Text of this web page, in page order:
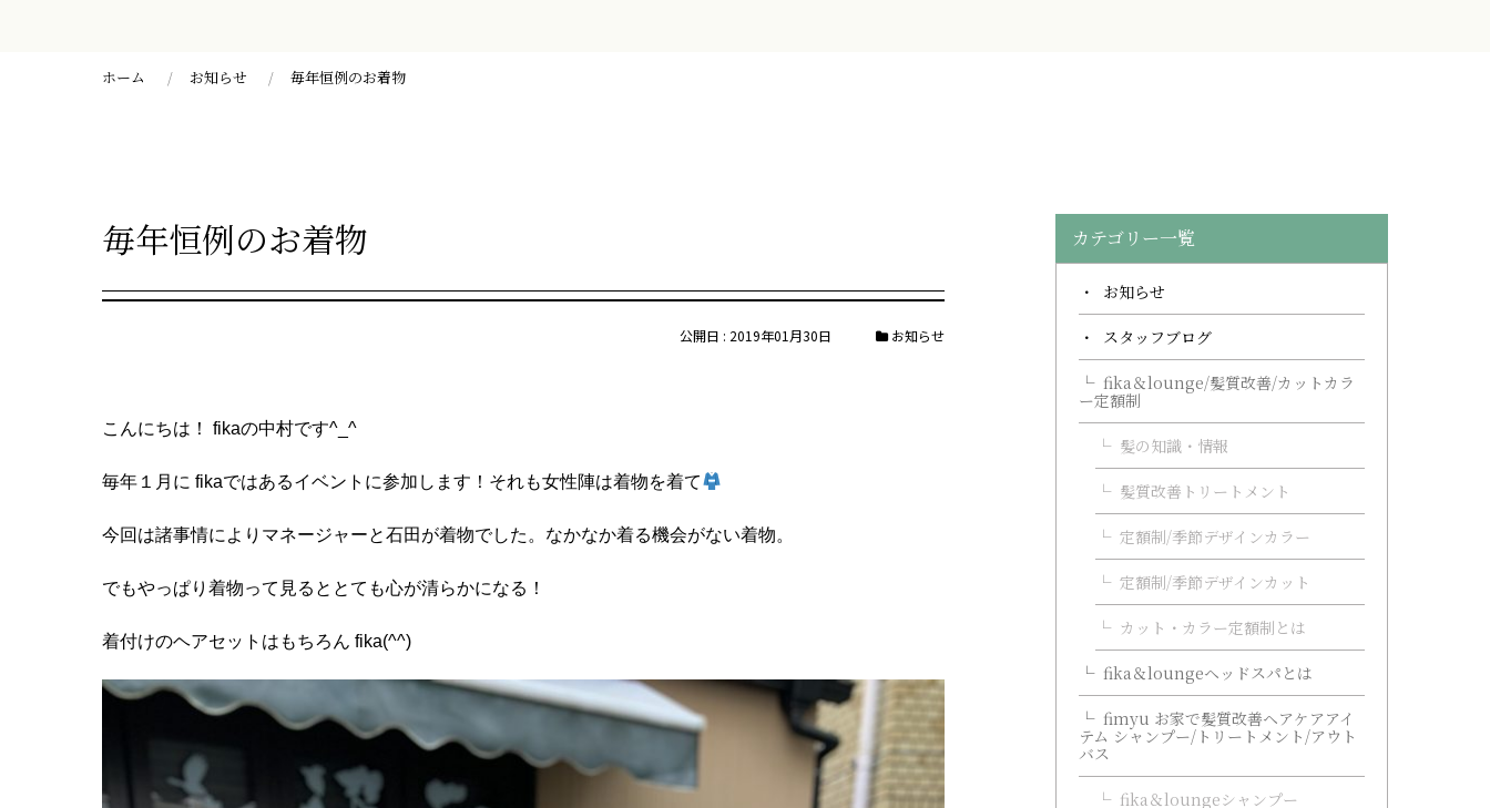
ホーム お知らせ 毎年恒例のお着物
毎年恒例のお着物
お知らせ
公開日 : 2019年01月30日
こんにちは！ fikaの中村です^_^
毎年１月に fikaではあるイベントに参加します！それも女性陣は着物を着て
今回は諸事情によりマネージャーと石田が着物でした。なかなか着る機会がない着物。
でもやっぱり着物って見るととても心が清らかになる！
着付けのヘアセットはもちろん fika(^^)
カテゴリー一覧
お知らせ
スタッフブログ
fika＆lounge/髪質改善/カットカラ
ー定額制
髪の知識・情報
髪質改善トリートメント
定額制/季節デザインカラー
定額制/季節デザインカット
カット・カラー定額制とは
fika＆loungeヘッドスパとは
fimyu お家で髪質改善ヘアケアアイ
テム シャンプー/トリートメント/アウト
バス
fika＆loungeシャンプー